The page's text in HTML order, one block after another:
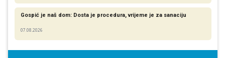
Gospić je naš dom: Dosta je procedura, vrijeme je za sanaciju
07.08.2026